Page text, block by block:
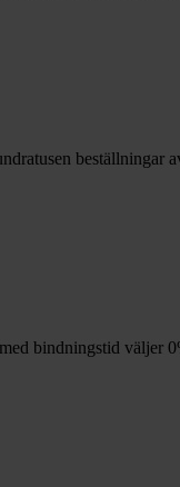
beställningar
bindningstid väljer